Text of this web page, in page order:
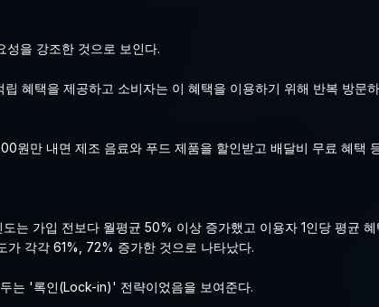
을 강조한 것으로 보인다.
혜택을 제공하고 소비자는 이 혜택을 이용하기 위해 반복 방문
원만 내면 제조 음료와 푸드 제품을 할인받고 배달비 무료 혜택
는 가입 전보다 월평균 50% 이상 증가했고 이용자 1인당 평균
가 각각 61%, 72% 증가한 것으로 나타났다.
는 '록인(Lock-in)' 전략이었음을 보여준다.